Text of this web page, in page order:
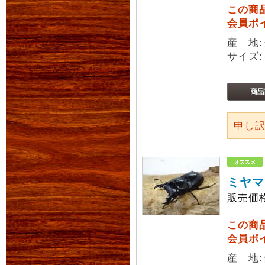
この商
会員ポ
産 地:
サイ
申し
ミヤ
販売価
この商
会員ポ
産 地: